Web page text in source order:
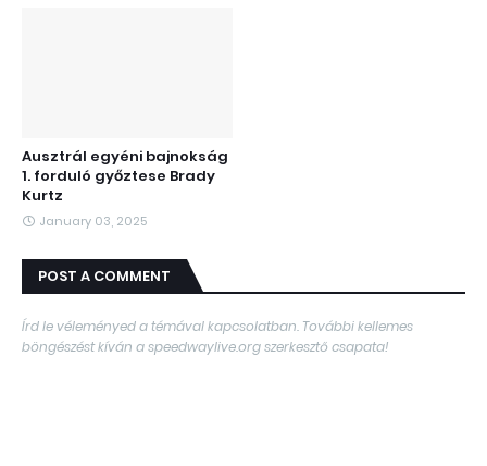
Ausztrál egyéni bajnokság
1. forduló győztese Brady
Kurtz
January 03, 2025
POST A COMMENT
Írd le véleményed a témával kapcsolatban. További kellemes
böngészést kíván a speedwaylive.org szerkesztő csapata!